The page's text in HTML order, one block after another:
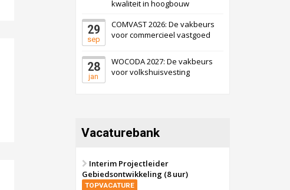
kwaliteit in hoogbouw
29
sep
COMVAST 2026: De vakbeurs
voor commercieel vastgoed
28
jan
WOCODA 2027: De vakbeurs
voor volkshuisvesting
Vacaturebank
Interim Projectleider
Gebiedsontwikkeling (8 uur)
TOPVACATURE